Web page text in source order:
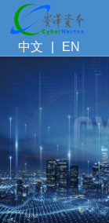
中文 EN
02/02